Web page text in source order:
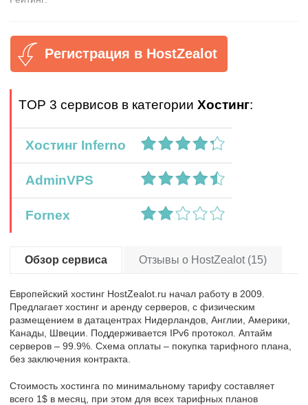
Регистрация в HostZealot
TOP 3 сервисов в категории Хостинг:
Хостинг Inferno
AdminVPS
Fornex
Обзор сервиса Отзывы о HostZealot (15)
Европейский хостинг HostZealot.ru начал работу в 2009.
Предлагает хостинг и аренду серверов, с физическим
размещением в датацентрах Нидерландов, Англии, Америки,
Канады, Швеции. Поддерживается IPv6 протокол. Аптайм
серверов – 99.9%. Схема оплаты – покупка тарифного плана,
без заключения контракта.
Стоимость хостинга по минимальному тарифу составляет
всего 1$ в месяц, при этом для всех тарифных планов